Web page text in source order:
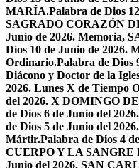
MARÍA.Palabra de Dios
SAGRADO CORAZÓN
Junio de 2026. Memoria,
Dios 10 de Junio de 2026.
Ordinario.Palabra de Dios
Diácono y Doctor de la
2026. Lunes X de Tiempo
del 2026. X DOMINGO
de Dios 6 de Junio del
de Dios 5 de Junio del
Mártir.Palabra de Dios 4
CUERPO Y LA SANGRE
Junio del 2026. SAN